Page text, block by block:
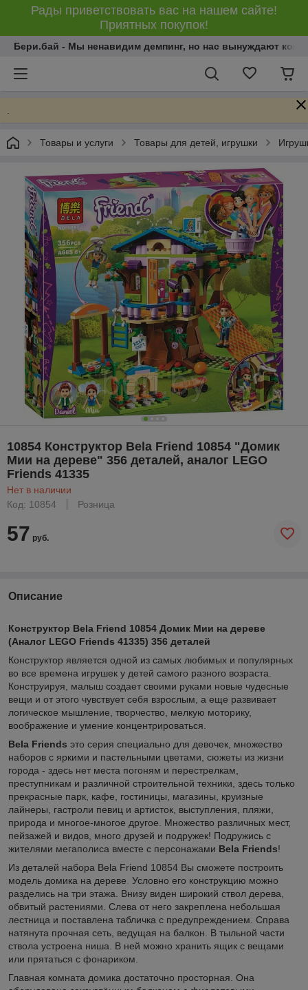
Рады приветствовать вас на нашем сайте!
Приятных покупок!
Бери.бай - Мы ненавидим демпинг, но нас вынуждают
Товары и услуги Товары для детей, игрушки
10854 Конструктор Bela Friend 10854 "Домик
Мии на дереве" 356 деталей, аналог LEGO
Friends 41335
Нет в наличии
Код: 10854
Розница
57 руб.
Описание
Конструктор Bela Friend 10854 Домик Мии на дереве
(Аналог LEGO Friends 41335) 356 деталей
Конструктор является одной из самых любимых и популярных
во все времена игрушек у детей самого разного возраста.
Конструируя, малыш создает своими руками новые чудесные
вещи и от этого чувствует себя взрослым, а еще развивает
логическое мышление, творчество, мелкую моторику,
воображение и умение концентрироваться.
Bela Friends это серия специально для девочек, множество
наборов с яркими и пастельными цветами, сюжеты из жизни
города - здесь нет места погоням и перестрелкам,
преступникам и различной строительной техники, здесь только
прекрасные парк, кафе, гостиницы, магазины, круизные
лайнеры, гастроли певиц и артисток, выступления, пляжи,
природа и многое-многое другое. Множество различных мест,
пейзажей и видов, много друзей и подружек! Подружись с
жителями мегаполиса вместе с персонажами Bela Friends!
Из деталей набора Bela Friend 10854 Вы сможете построить
модель домика на дереве Условно его конструкцию можно
разделись на три этажа. Внизу виден широкий ствол дерева,
обвитый растениями. Слева от него закреплена небольшая
лестница и поставлена табличка с предупреждением. Справа
натянута прочная сеть, ведущая на балкон. В тыльной части
ствола устроена ниша. В ней можно хранить ящик с вещами
или прятаться с фонариком.
Главная комната домика достаточно просторная. Она